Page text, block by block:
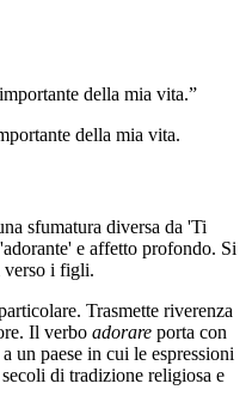
della mia vita.”
della mia vita.
sfumatura diversa da 'Ti
e affetto profondo. Si
verso i figli.
Trasmette riverenza
Il verbo adorare porta con
un paese in cui le espressioni
di tradizione religiosa e